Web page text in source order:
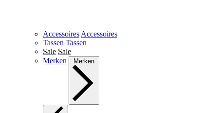
Accessoires Accessoires
Tassen Tassen
Sale Sale
Merken
Merken